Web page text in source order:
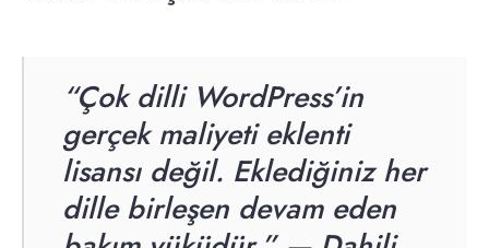
“Çok dilli WordPress’in
gerçek maliyeti eklenti
lisansı değil. Eklediğiniz her
dille birleşen devam eden